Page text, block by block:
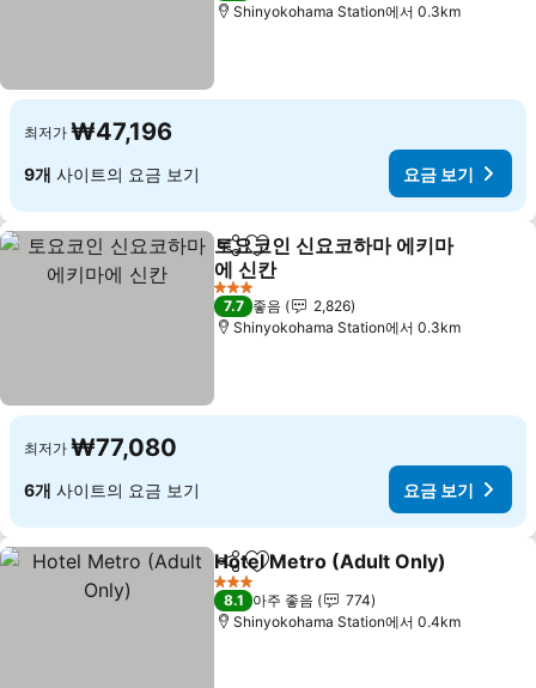
Shinyokohama Station에서 0.3km
최저가 ₩47,196
9개 사이트의 요금 보기 요금 보기
공유 즐겨찾기에 추가
토요코인 신요코하마 에키마
에 신칸
요금 보기
3 성급
7.7 좋음
2,826
Shinyokohama Station에서 0.3km
최저가 ₩77,080
6개 사이트의 요금 보기 요금 보기
공유 즐겨찾기에 추가
Hotel Metro (Adult Only)
3 성급
8.1 아주 좋음
774
Shinyokohama Station에서 0.4km